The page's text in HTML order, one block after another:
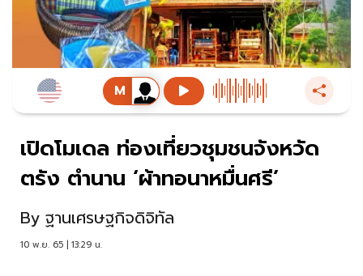
เปิดโมเดล ท่องเที่ยวชุมชนจังหวัด
ตรัง ตำนาน ‘ผ้าทอนาหมื่นศรี’
By ฐานเศรษฐกิจดิจิทัล
10 พ.ย. 65 | 13:29 น.